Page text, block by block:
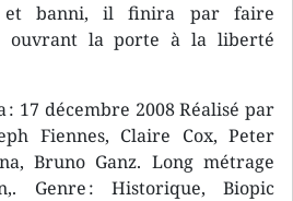
et banni, il finira par faire
ouvrant la porte à la liberté
: 17 décembre 2008 Réalisé par
Fiennes, Claire Cox, Peter
Bruno Ganz. Long métrage
Genre : Historique, Biopic